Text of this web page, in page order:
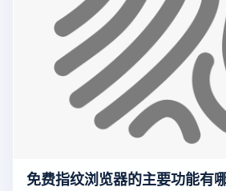
免费指纹浏览器的主要功能有